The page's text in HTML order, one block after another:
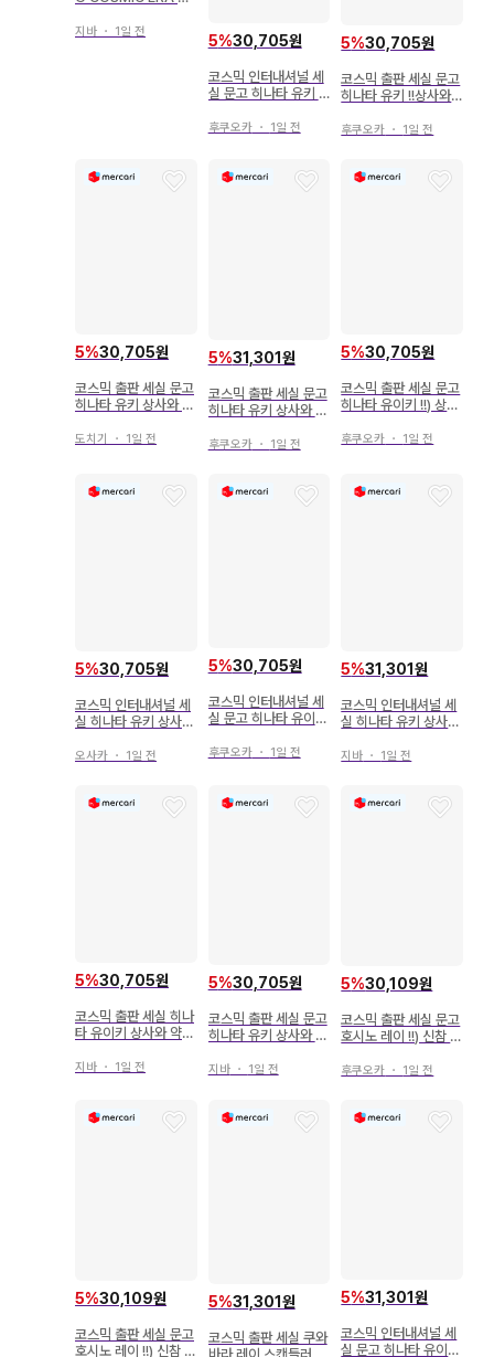
덤 건담 반다이남코판
지바 ・ 1일 전
5%30,705원
코스믹 인터내셔널 세
실 문고 히나타 유키 !!
자 계열 대가족 이야기
후쿠오카・ 1일 전
5%30,705원
코스믹 출판 세실 문고
히나타 유키 !!상사와
이야기~ 2
후쿠오카 ・ 1일 전
5%30,705원
코스믹 출판 세실 문고
히나타 유키 상사와 신
기~ 12권
도치기 ・ 1일 전
5%31,301원
코스믹 출판 세실 문고
히나타 유키 상사와 약
~남자 가계 이야기~ 2
후쿠오카・ 1일 전
5%30,705원
코스믹 출판 세실 문고
히나타 유이키 !!) 상사
이야기~ 12
후쿠오카 ・ 1일 전
5%30,705원
코스믹 인터내셔널 세
실 히나타 유키 상사와
가족 이야기~ 10
오사카 ・ 1일 전
5%30,705원
코스믹 인터내셔널 세
실 문고 히나타 유이키
대가족 이야기~ 7
후쿠오카・ 1일 전
5%31,301원
코스믹 인터내셔널 세
실 히나타 유키 상사와
기 SS 첨부 8
지바 ・ 1일 전
5%30,705원
코스믹 출판 세실 히나
타 유이키 상사와 약혼
가족 이야기~ 13
지바 ・ 1일 전
5%30,705원
코스믹 출판 세실 문고
히나타 유키 상사와 약
가족 이야기~ 21
지바・ 1일 전
5%30,109원
코스믹 출판 세실 문고
호시노 레이 !!) 신참 닥
게 반하다
후쿠오카 ・ 1일 전
5%30,109원
코스믹 출판 세실 문고
호시노 레이 !!) 신참 닥
5%31,301원
코스믹 출판 세실 쿠와
5%31,301원
코스믹 인터내셔널 세
실 문고 히나타 유이키